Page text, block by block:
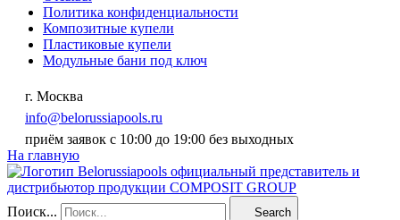
Политика конфиденциальности
Композитные купели
Пластиковые купели
Модульные бани под ключ
г. Москва
info@belorussiapools.ru
приём заявок с 10:00 до 19:00 без выходных
На главную
Поиск... Search